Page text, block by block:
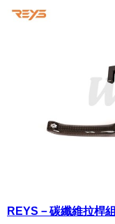
REYS－碳纖維拉桿組